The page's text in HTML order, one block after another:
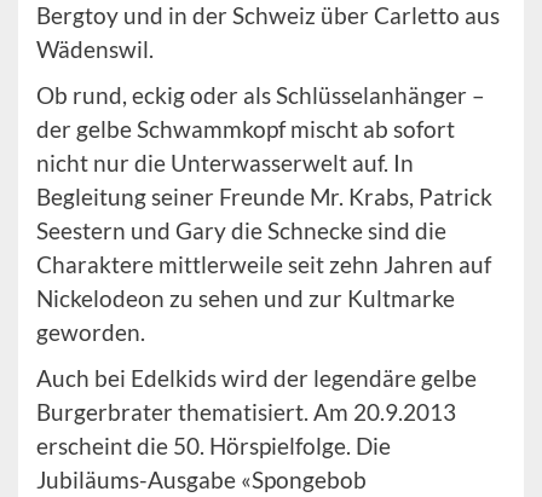
Bergtoy und in der Schweiz über Carletto aus
Wädenswil.
Ob rund, eckig oder als Schlüsselanhänger –
der gelbe Schwammkopf mischt ab sofort
nicht nur die Unterwasserwelt auf. In
Begleitung seiner Freunde Mr. Krabs, Patrick
Seestern und Gary die Schnecke sind die
Charaktere mittlerweile seit zehn Jahren auf
Nickelodeon zu sehen und zur Kultmarke
geworden.
Auch bei Edelkids wird der legendäre gelbe
Burgerbrater thematisiert. Am 20.9.2013
erscheint die 50. Hörspielfolge. Die
Jubiläums-Ausgabe «Spongebob